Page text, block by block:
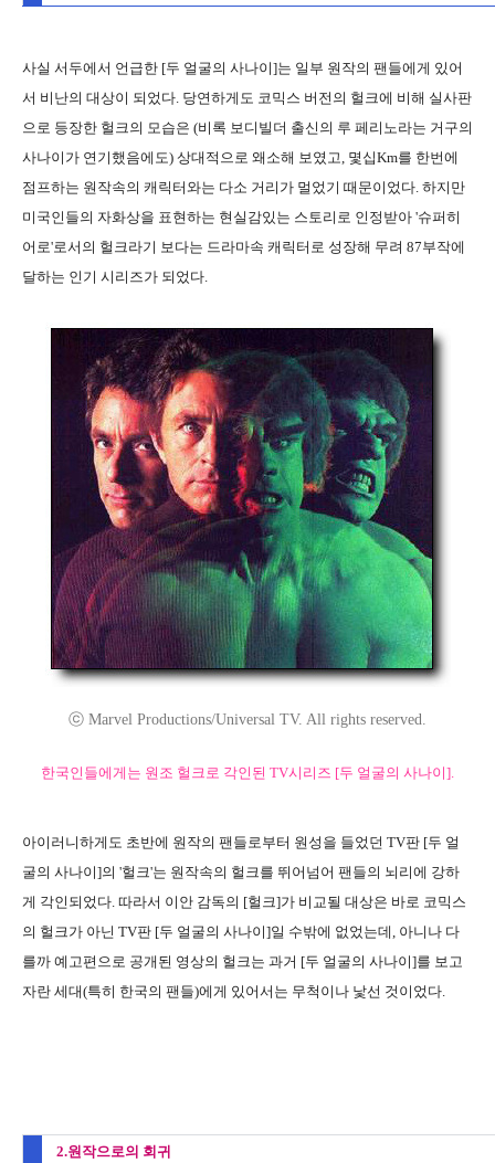
사실 서두에서 언급한 [두 얼굴의 사나이]는 일부 원작의 팬들에게 있어
서 비난의 대상이 되었다. 당연하게도 코믹스 버전의 헐크에 비해 실사판
으로 등장한 헐크의 모습은 (비록 보디빌더 출신의 루 페리노라는 거구의
사나이가 연기했음에도) 상대적으로 왜소해 보였고, 몇십Km를 한번에
점프하는 원작속의 캐릭터와는 다소 거리가 멀었기 때문이었다. 하지만
미국인들의 자화상을 표현하는 현실감있는 스토리로 인정받아 '슈퍼히
어로'로서의 헐크라기 보다는 드라마속 캐릭터로 성장해 무려 87부작에
달하는 인기 시리즈가 되었다.
ⓒ Marvel Productions/Universal TV. All rights reserved.
한국인들에게는 원조 헐크로 각인된 TV시리즈 [두 얼굴의 사나이].
아이러니하게도 초반에 원작의 팬들로부터 원성을 들었던 TV판 [두 얼
굴의 사나이]의 '헐크'는 원작속의 헐크를 뛰어넘어 팬들의 뇌리에 강하
게 각인되었다. 따라서 이안 감독의 [헐크]가 비교될 대상은 바로 코믹스
의 헐크가 아닌 TV판 [두 얼굴의 사나이]일 수밖에 없었는데, 아니나 다
를까 예고편으로 공개된 영상의 헐크는 과거 [두 얼굴의 사나이]를 보고
자란 세대(특히 한국의 팬들)에게 있어서는 무척이나 낯선 것이었다.
2.원작으로의 회귀